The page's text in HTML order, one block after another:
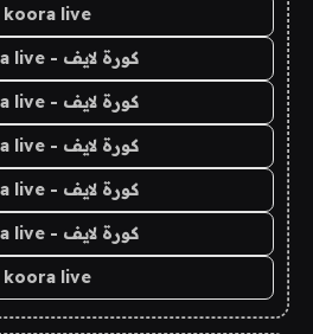
koora live
كورة لايف - koora live
كورة لايف - koora live
كورة لايف - koora live
كورة لايف - koora live
كورة لايف - koora live
koora live